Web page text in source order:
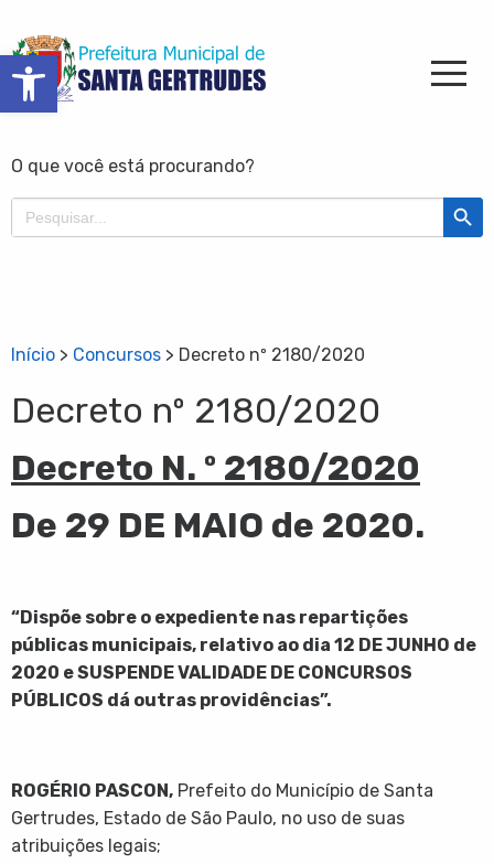
Barra de Ferramentas Aberta
O que você está procurando?
Search
for:
Search
Início > Concursos > Decreto nº 2180/2020
Decreto nº 2180/2020
Decreto N. º 2180/2020
De 29 DE MAIO de 2020.
“Dispõe sobre o expediente nas repartições
públicas municipais, relativo ao dia 12 DE JUNHO de
2020 e SUSPENDE VALIDADE DE CONCURSOS
PÚBLICOS dá outras providências”.
ROGÉRIO PASCON, Prefeito do Município de Santa
Gertrudes, Estado de São Paulo, no uso de suas
atribuições legais;